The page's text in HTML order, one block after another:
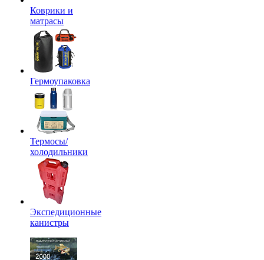
Коврики и
матрасы
Гермоупаковка
Термосы/
холодильники
Экспедиционные
канистры